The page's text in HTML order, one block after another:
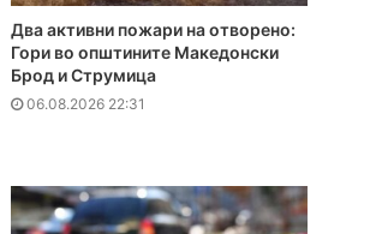
Два активни пожари на отворено:
Гори во општините Македонски
Брод и Струмица
06.08.2026 22:31